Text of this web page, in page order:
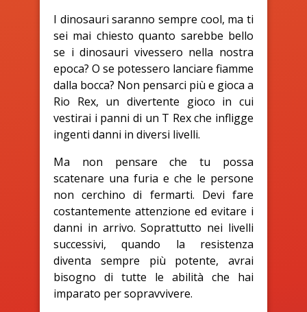
I dinosauri saranno sempre cool, ma ti
sei mai chiesto quanto sarebbe bello
se i dinosauri vivessero nella nostra
epoca? O se potessero lanciare fiamme
dalla bocca? Non pensarci più e gioca a
Rio Rex, un divertente gioco in cui
vestirai i panni di un T Rex che infligge
ingenti danni in diversi livelli.
Ma non pensare che tu possa
scatenare una furia e che le persone
non cerchino di fermarti. Devi fare
costantemente attenzione ed evitare i
danni in arrivo. Soprattutto nei livelli
successivi, quando la resistenza
diventa sempre più potente, avrai
bisogno di tutte le abilità che hai
imparato per sopravvivere.